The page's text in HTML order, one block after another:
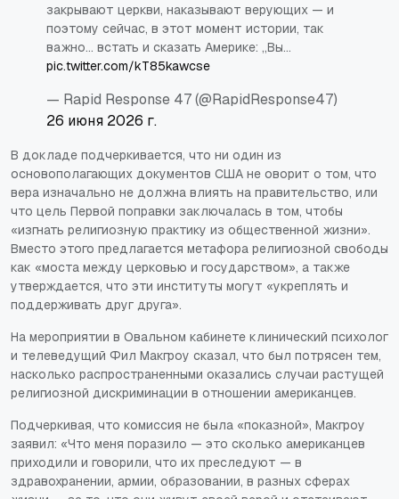
закрывают церкви, наказывают верующих — и
поэтому сейчас, в этот момент истории, так
важно... встать и сказать Америке: „Вы…
pic.twitter.com/kT85kawcse
— Rapid Response 47 (@RapidResponse47)
26 июня 2026 г.
В докладе подчеркивается, что ни один из
основополагающих документов США не оворит о том, что
вера изначально не должна влиять на правительство, или
что цель Первой поправки заключалась в том, чтобы
«изгнать религиозную практику из общественной жизни».
Вместо этого предлагается метафора религиозной свободы
как «моста между церковью и государством», а также
утверждается, что эти институты могут «укреплять и
поддерживать друг друга».
На мероприятии в Овальном кабинете клинический психолог
и телеведущий Фил Макгроу сказал, что был потрясен тем,
насколько распространенными оказались случаи растущей
религиозной дискриминации в отношении американцев.
Подчеркивая, что комиссия не была «показной», Макгроу
заявил: «Что меня поразило — это сколько американцев
приходили и говорили, что их преследуют — в
здравохранении, армии, образовании, в разных сферах